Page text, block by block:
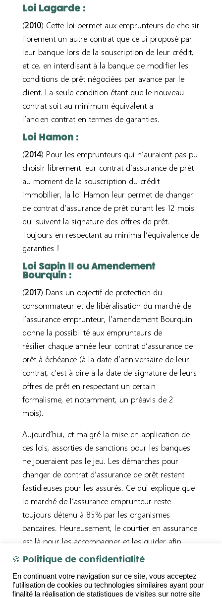
Loi Lagarde :
(2010) Cette loi permet aux emprunteurs de choisir
librement un autre contrat que celui proposé par
leur banquelors de la souscription de leur crédit,
et ce, en interdisant à la banque de modifier les
conditions de prêt négociées par avance par le
client. La seule condition étant que le nouveau
contrat soitau minimum équivalent à
l’ancien contraten termes de garanties.
Loi Hamon :
(2014) Pour les emprunteurs qui n’auraient pas pu
choisir librement leur contrat d’assurance de prêt
au moment de la souscription du crédit
immobilier, la loi Hamon leur permet de changer
de contrat d’assurance de prêt durant les 12 mois
qui suivent la signature des offres de prêt.
Toujours en respectantau minima l’équivalence de
garanties !
Loi Sapin II ou Amendement
Bourquin :
(2017) Dans un objectif de protection du
consommateur et de libéralisation du marché de
l’assurance emprunteur, l’amendement Bourquin
donne la possibilité aux emprunteurs de
résilier chaque annéeleur contrat d’assurance de
prêt à échéance (à la date d’anniversaire de leur
contrat, c’est à direà la date de signature de leurs
offres de prêt en respectant un certain
formalisme, et notamment, un préavis de 2
mois).
Aujourd’hui, et malgré la mise en application de
ces lois, assorties de sanctions pour les banques
ne joueraientpas le jeu. L es démarches pour
changer de contrat d’assurance de prêt restent
fastidieuses pour les assurés. Ce qui explique que
le marché de l’assurance emprunteur reste
toujours détenu à 85% par les organismes
bancaires. Heureusement, le courtier en assurance
est là pour les accompagner et les guider afin
qu’ils puissent bénéficier de contrats plus adaptés
🍪 Politique de confidentialité
En continuant votre navigation sur ce site, vous acceptez
l’utilisation de cookies ou technologies similaires ayant pour
finalité la réalisation de statistiques de visites sur notre site